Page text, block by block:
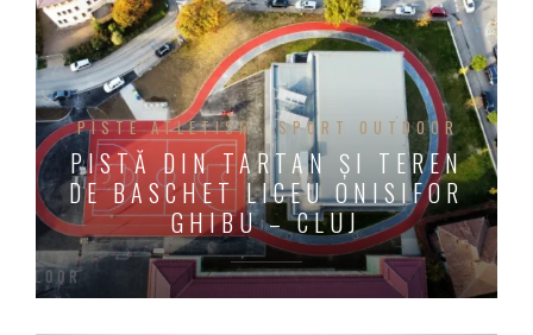
PISTE ATLETISM SPORT OUTDOOR
PISTĂ DIN TARTAN ȘI TEREN
DE BASCHET LICEU ONISIFOR
GHIBU – CLUJ